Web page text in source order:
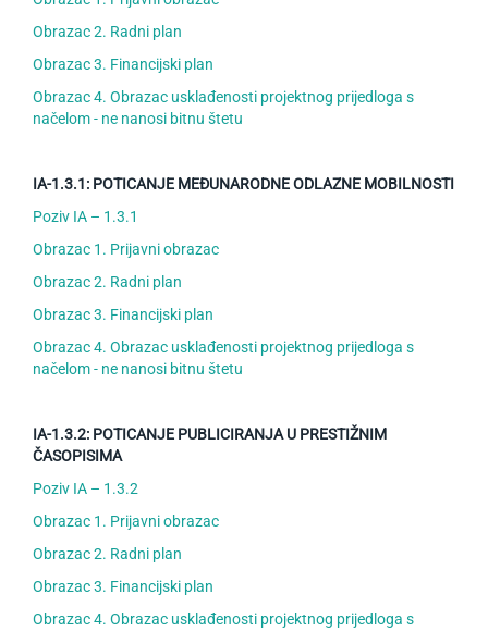
Obrazac 2. Radni plan
Obrazac 3. Financijski plan
Obrazac 4. Obrazac usklađenosti projektnog prijedloga s
načelom - ne nanosi bitnu štetu
IA-1.3.1: POTICANJE MEĐUNARODNE ODLAZNE MOBILNOSTI
Poziv IA – 1.3.1
Obrazac 1. Prijavni obrazac
Obrazac 2. Radni plan
Obrazac 3. Financijski plan
Obrazac 4. Obrazac usklađenosti projektnog prijedloga s
načelom - ne nanosi bitnu štetu
IA-1.3.2: POTICANJE PUBLICIRANJA U PRESTIŽNIM
ČASOPISIMA
Poziv IA – 1.3.2
Obrazac 1. Prijavni obrazac
Obrazac 2. Radni plan
Obrazac 3. Financijski plan
Obrazac 4. Obrazac usklađenosti projektnog prijedloga s